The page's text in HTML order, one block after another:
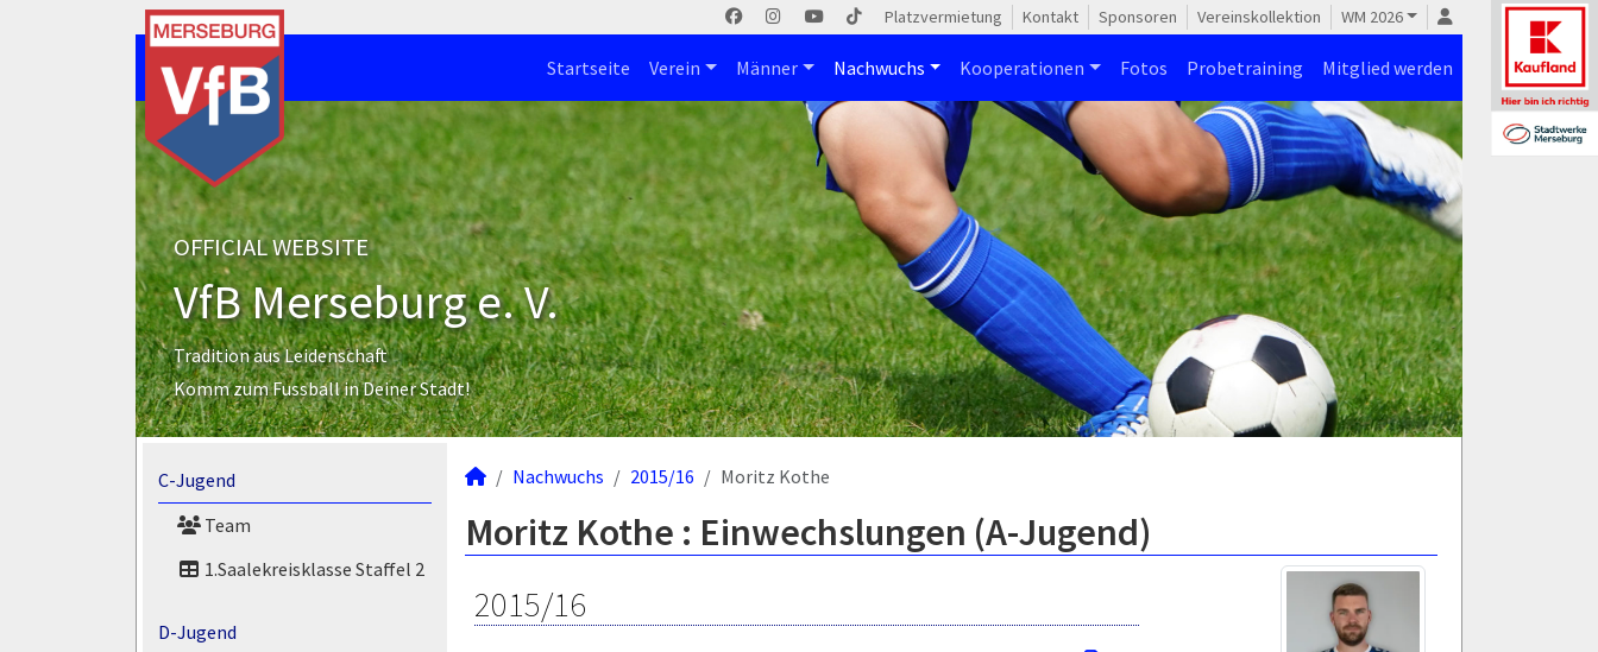
Platzvermietung Kontakt Sponsoren Vereinskollektion WM 2026
Startseite Verein Männer Nachwuchs Kooperationen Fotos Probetraining Mitglied werden
OFFICIAL WEBSITE
VfB Merseburg e. V.
Tradition aus Leidenschaft
Komm zum Fussball in Deiner Stadt!
C-Jugend
Team
1.Saalekreisklasse Staffel 2
D-Jugend
Nachwuchs 2015/16 Moritz Kothe
Moritz Kothe : Einwechslungen (A-Jugend)
2015/16